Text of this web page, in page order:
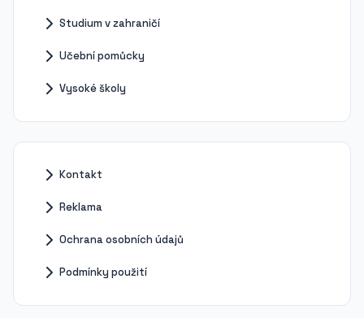
Studium v zahraničí
Učební pomůcky
Vysoké školy
Kontakt
Reklama
Ochrana osobních údajů
Podmínky použití